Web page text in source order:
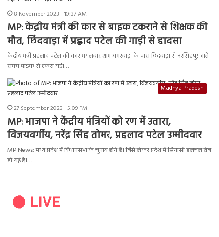
8 November 2023 - 10:37 AM
MP: केंद्रीय मंत्री की कार से बाइक टकराने से शिक्षक की
मौत, छिंदवाड़ा में प्रह्लाद पटेल की गाड़ी से हादसा
केंद्रीय मंत्री प्रहलाद पटेल की कार मंगलवार शाम अमरवाड़ा के पास छिंदवाड़ा से नरसिंहपुर जाते
समय बाइक से टकरा गई।…
Madhya Pradesh
27 September 2023 - 5:09 PM
MP: भाजपा ने केंद्रीय मंत्रियों को रण में उतारा,
विजयवर्गीय, नरेंद्र सिंह तोमर, प्रहलाद पटेल उम्मीदवार
MP News: मध्य प्रदेश में विधानसभा के चुनाव होने हैं। जिसे लेकर प्रदेश में सियासी हलचल तेज
हो गई है।…